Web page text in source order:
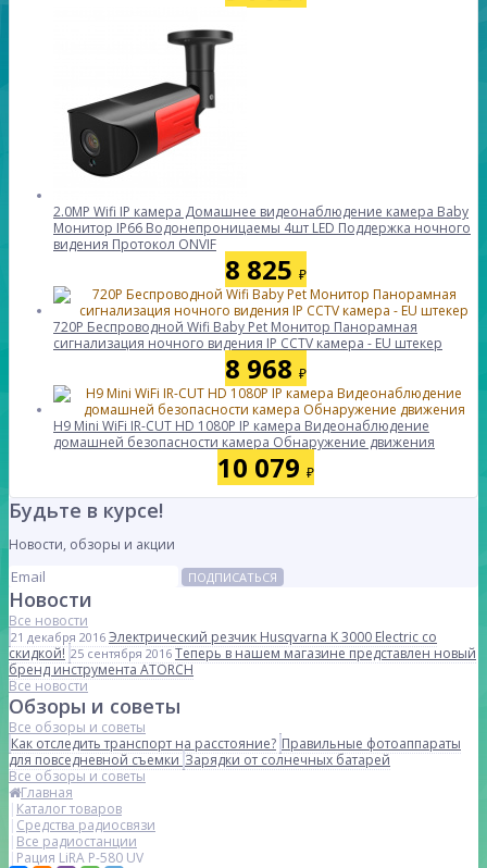
2.0MP Wifi IP камера Домашнее видеонаблюдение камера Baby
Монитор IP66 Водонепроницаемы 4шт LED Поддержка ночного
видения Протокол ONVIF
8 825 ₽
720P Беспроводной Wifi Baby Pet Монитор Панорамная
сигнализация ночного видения IP CCTV камера - EU штекер
8 968 ₽
H9 Mini WiFi IR-CUT HD 1080P IP камера Видеонаблюдение
домашней безопасности камера Обнаружение движения
10 079 ₽
Будьте в курсе!
Новости, обзоры и акции
ПОДПИСАТЬСЯ
Новости
Все новости
21 декабря 2016 Электрический резчик Husqvarna K 3000 Electric со
скидкой! 25 сентября 2016 Теперь в нашем магазине представлен новый
бренд инструмента ATORCH
Все новости
Обзоры и советы
Все обзоры и советы
Как отследить транспорт на расстояние? Правильные фотоаппараты
для повседневной съемкиЗарядки от солнечных батарей
Все обзоры и советы
Главная
Каталог товаров
Средства радиосвязи
Все радиостанции
Рация LiRA P-580 UV